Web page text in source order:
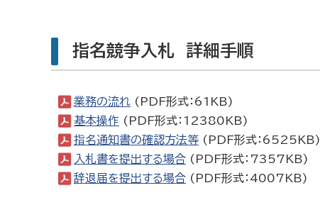
指名競争入札 詳細手順
業務の流れ (PDF形式：61KB)
基本操作 (PDF形式：12380KB)
指名通知書の確認方法等 (PDF形式：6525KB)
入札書を提出する場合 (PDF形式：7357KB)
辞退届を提出する場合 (PDF形式：4007KB)